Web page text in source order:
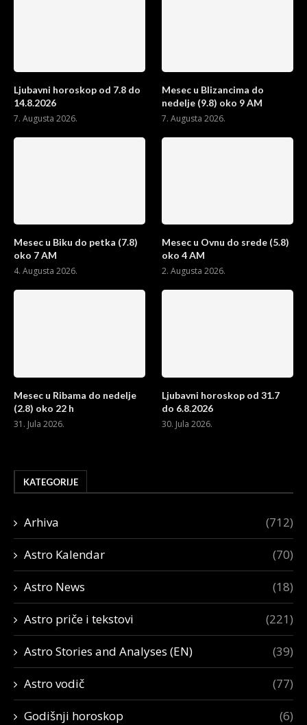
Ljubavni horoskop od 7.8 do
14.8.2026
7. Augusta 2026.
Mesec u Blizancima do
nedelje (9.8) oko 9 AM
7. Augusta 2026.
Mesec u Biku do petka (7.8)
oko 7 AM
4. Augusta 2026.
Mesec u Ovnu do srede (5.8)
oko 4 AM
2. Augusta 2026.
Mesec u Ribama do nedelje
(2.8) oko 22 h
31. Jula 2026.
Ljubavni horoskop od 31.7
do 6.8.2026
30. Jula 2026.
KATEGORIJE
Arhiva (712)
Astro Kalendar (70)
Astro News (18)
Astro priče i tekstovi (221)
Astro Stories and Analyses (EN) (39)
Astro vodič (77)
Godišnji horoskop (6)